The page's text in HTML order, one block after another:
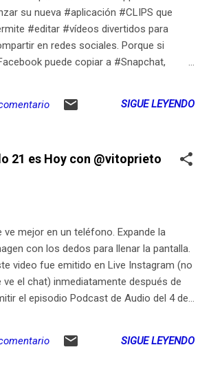
su nueva #aplicación #CLIPS que
#editar #vídeos divertidos para
en redes sociales. Porque si
puede copiar a #Snapchat,
SIGUE LEYENDO
21 es Hoy con @vitoprieto
ve mejor en un teléfono. Expande la
con los dedos para llenar la pantalla.
video fue emitido en Live Instagram (no
ve el chat) inmediatamente después de
el episodio Podcast de Audio del 4 de
ift.tt/2cdsd32 Suscríbete en iPhone /
SIGUE LEYENDO